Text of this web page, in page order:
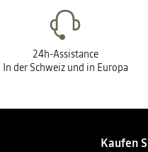
24h-Assistance
In der Schweiz und in Europa
Kaufen